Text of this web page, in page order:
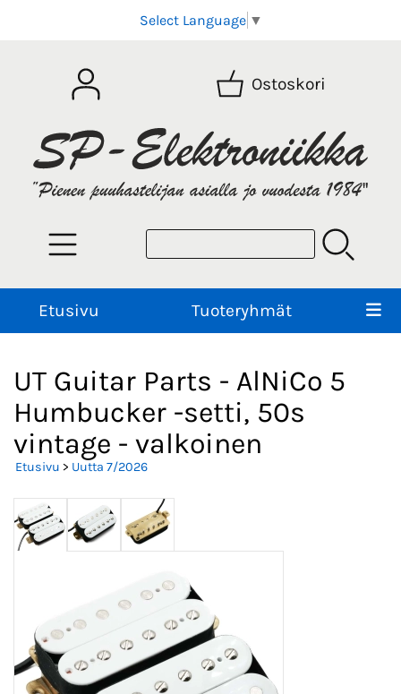
Select Language ▼
Ostoskori
Etusivu Tuoteryhmät
UT Guitar Parts - AlNiCo 5
Humbucker -setti, 50s
vintage - valkoinen
Etusivu > Uutta 7/2026